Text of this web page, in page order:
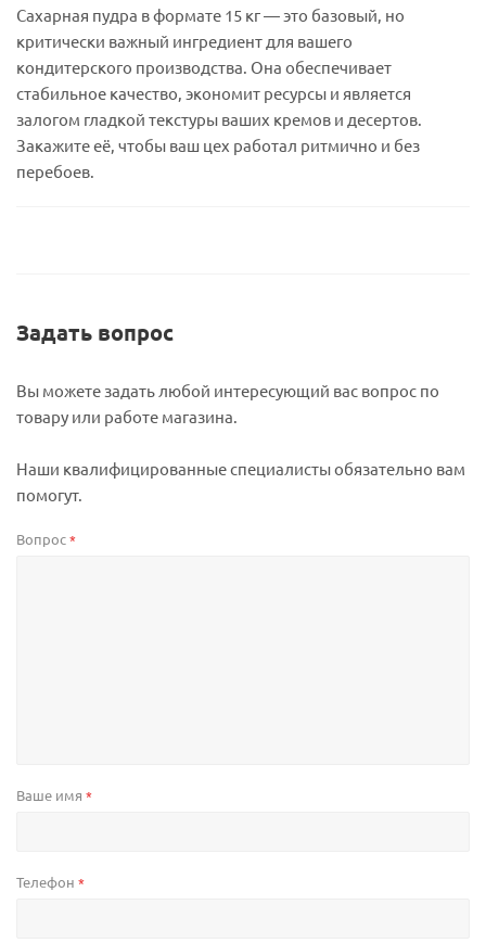
Сахарная пудра в формате 15 кг — это базовый, но
критически важный ингредиент для вашего
кондитерского производства. Она обеспечивает
стабильное качество, экономит ресурсы и является
залогом гладкой текстуры ваших кремов и десертов.
Закажите её, чтобы ваш цех работал ритмично и без
перебоев.
Задать вопрос
Вы можете задать любой интересующий вас вопрос по
товару или работе магазина.
Наши квалифицированные специалисты обязательно вам
помогут.
Вопрос*
Ваше имя *
Телефон *